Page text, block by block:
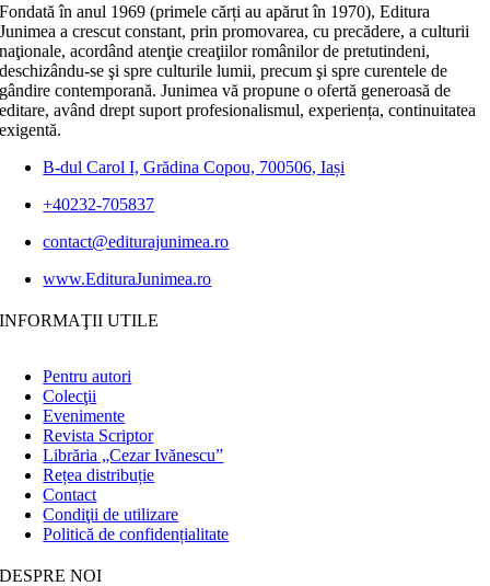
Fondată în anul 1969 (primele cărți au apărut în 1970), Editura
Junimea a crescut constant, prin promovarea, cu precădere, a culturii
naţionale, acordând atenţie creaţiilor românilor de pretutindeni,
deschizându-se şi spre culturile lumii, precum şi spre curentele de
gândire contemporană. Junimea vă propune o ofertă generoasă de
editare, având drept suport profesionalismul, experiența, continuitatea
exigentă.
B-dul Carol I, Grădina Copou, 700506, Iași
+40232-705837
contact@editurajunimea.ro
www.EdituraJunimea.ro
INFORMAŢII UTILE
Pentru autori
Colecţii
Evenimente
Revista Scriptor
Librăria „Cezar Ivănescu”
Rețea distribuție
Contact
Condiţii de utilizare
Politică de confidențialitate
DESPRE NOI